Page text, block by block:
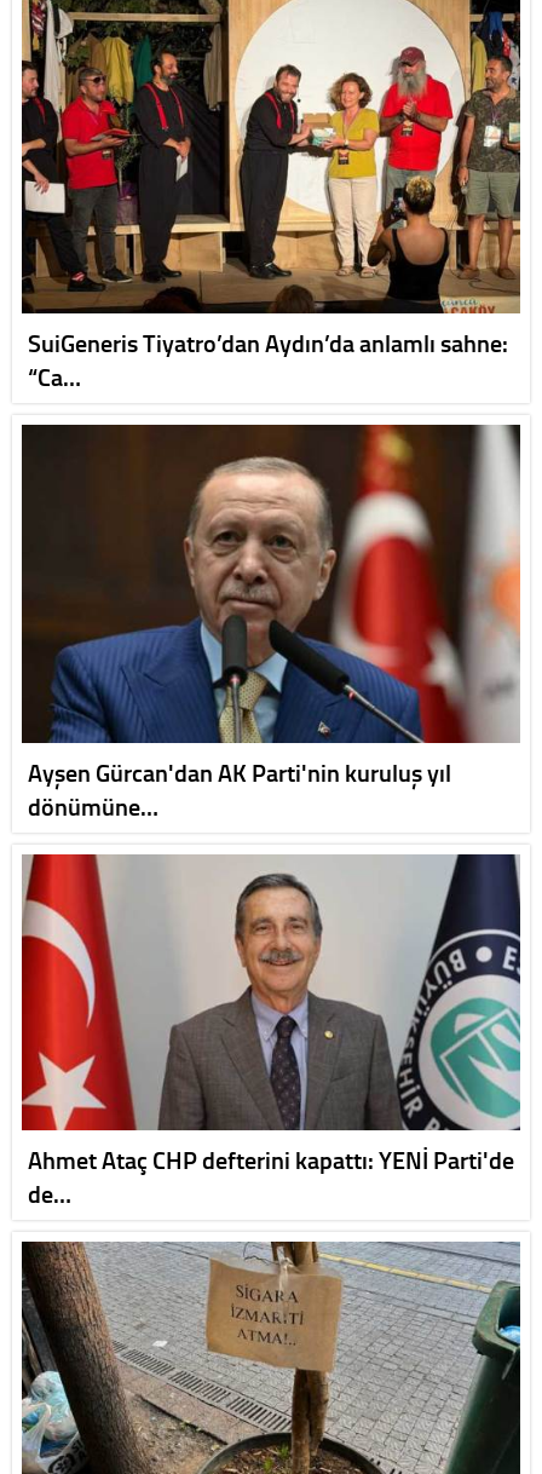
SuiGeneris Tiyatro’dan Aydın’da anlamlı sahne:
“Ca…
Ayşen Gürcan'dan AK Parti'nin kuruluş yıl
dönümüne…
Ahmet Ataç CHP defterini kapattı: YENİ Parti'de
de…